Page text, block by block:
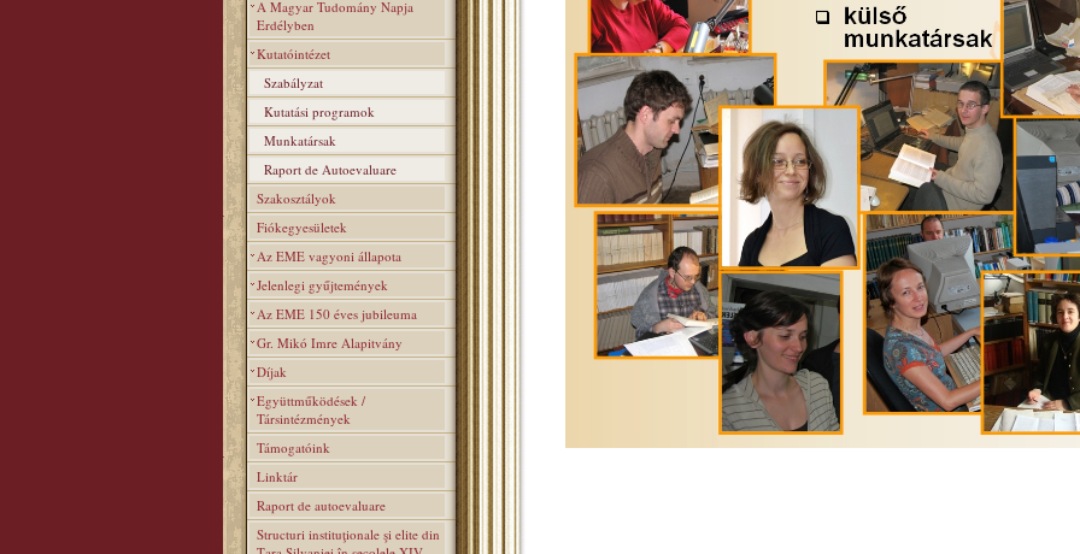
A Magyar Tudomány Napja
Erdélyben
Kutatóintézet
Szabályzat
Kutatási programok
Munkatársak
Raport de Autoevaluare
Szakosztályok
Fiókegyesületek
Az EME vagyoni állapota
Jelenlegi gyűjtemények
Az EME 150 éves jubileuma
Gr. Mikó Imre Alapitvány
Díjak
Együttműködések /
Társintézmények
Támogatóink
Linktár
Raport de autoevaluare
Structuri instituţionale şi elite din